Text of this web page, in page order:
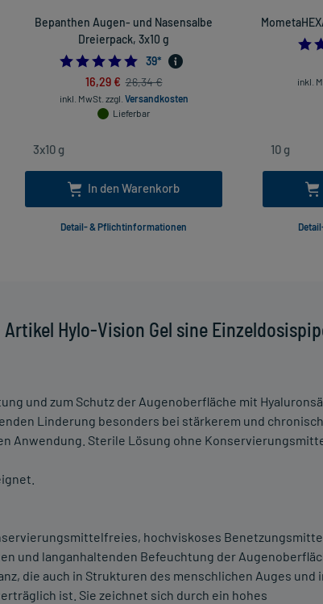
Hylo-Vision Gel sine
und zum Schutz der Augenoberfläche mit
Linderung besonders bei stärkerem und
Anwendung. Sterile Lösung ohne
hochviskoses
und langanhaltenden Befeuchtung der
die auch in Strukturen des menschlichen Auges und
ist. Sie zeichnet sich durch ein hohes
Bepanthen Augen- und Nasensalbe
Dreierpack, 3x10 g
4.9743589743589745
39*
16,29 € 26,34 €
inkl. MwSt. zzgl. Versandkosten
Lieferbar
In den Warenkorb
Detail- & Pflichtinformationen
inkl.